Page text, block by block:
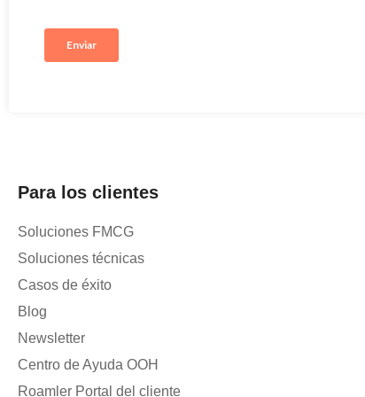
Para los clientes
Soluciones FMCG
Soluciones técnicas
Casos de éxito
Blog
Newsletter
Centro de Ayuda OOH
Roamler Portal del cliente